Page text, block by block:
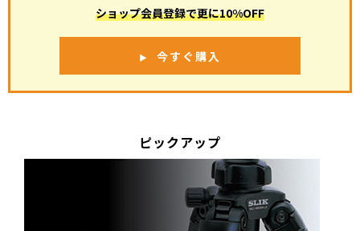
ショップ会員登録で更に10%OFF
今すぐ購入
ピックアップ